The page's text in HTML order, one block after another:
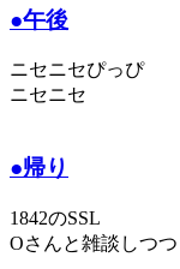
●午後
ニセニセぴっぴ
ニセニセ
●帰り
1842のSSL
Oさんと雑談しつつ